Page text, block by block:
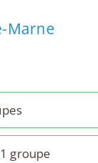
Marne
groupe